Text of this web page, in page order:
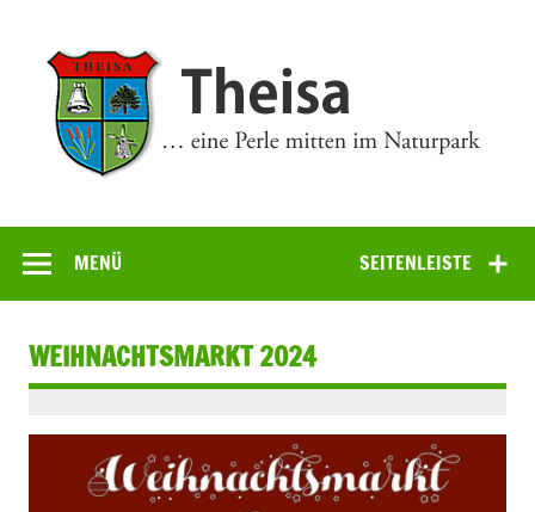
springen
SEITENLEISTE
MENÜ
WEIHNACHTSMARKT 2024